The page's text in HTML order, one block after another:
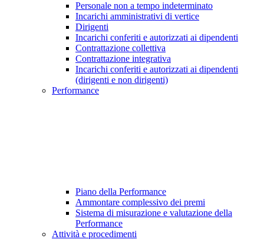
Personale non a tempo indeterminato
Incarichi amministrativi di vertice
Dirigenti
Incarichi conferiti e autorizzati ai dipendenti
Contrattazione collettiva
Contrattazione integrativa
Incarichi conferiti e autorizzati ai dipendenti
(dirigenti e non dirigenti)
Performance
Piano della Performance
Ammontare complessivo dei premi
Sistema di misurazione e valutazione della
Performance
Attività e procedimenti